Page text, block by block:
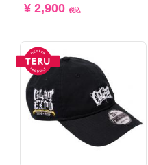
¥ 2,900 税込